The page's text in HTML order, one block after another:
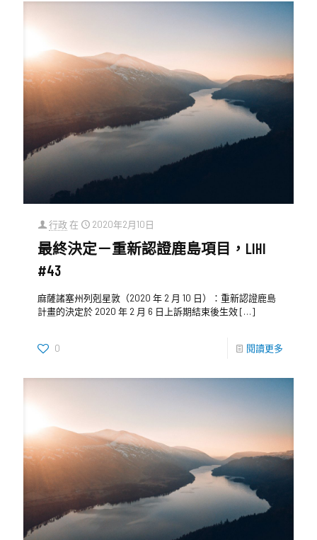
行政在 2020年2月10日
最終決定－重新認證鹿島項目，LIHI
#43
麻薩諸塞州列剋星敦（2020 年 2 月 10 日）：重新認證鹿島
計畫的決定於 2020 年 2 月 6 日上訴期結束後生效[…]
0 閱讀更多